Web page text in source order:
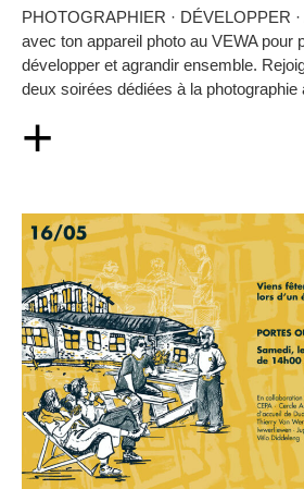
PHOTOGRAPHIER · DÉVELOPPER
avec ton appareil photo au VEWA pour
développer et agrandir ensemble.
deux soirées dédiées à la photographie
+